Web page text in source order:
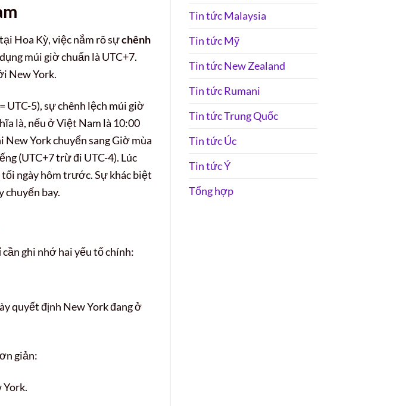
Hoa Kỳ, việc nắm rõ sựchênh
múi giờ chuẩn là UTC+7.
New York.
UTC-5), sự chênh lệch múi giờ
là, nếu ở Việt Nam là 10:00
New York chuyển sang Giờ mùa
(UTC+7 trừ đi UTC-4). Lúc
tối ngày hôm trước. Sự khác biệt
chuyến bay.
ghi nhớ hai yếu tố chính:
quyết định New York đang ở
giản:
York.
Tin tức Malaysia
Tin tức Mỹ
Tin tức New Zealand
Tin tức Rumani
Tin tức Trung Quốc
Tin tức Úc
Tin tức Ý
Tổng hợp